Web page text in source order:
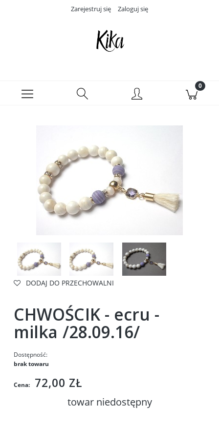
Zarejestruj się Zaloguj się
DODAJ DO PRZECHOWALNI
CHWOŚCIK - ecru -
milka /28.09.16/
Dostępność:
brak towaru
Cena: 72,00 ZŁ
towar niedostępny